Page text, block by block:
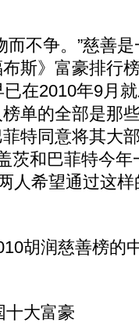
不争。”慈善是
斯》富豪排行
在2010年9月
单的全部是那
特同意将其大
茨和巴菲特今
人希望通过这
胡润慈善榜的
大富豪